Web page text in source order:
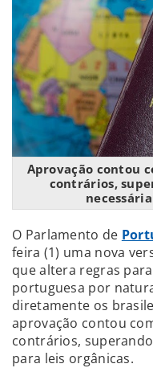
Aprovação contou
contrários,
O Parlamento de
feira (1) uma nova
que altera regras
portuguesa por
diretamente os
aprovação contou
contrários,
para leis orgânicas.